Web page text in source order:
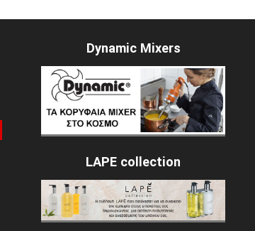
Dynamic Mixers
LAPE collection